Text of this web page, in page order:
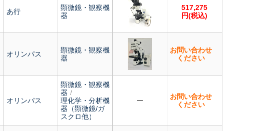
あ行
顕微鏡・観察機
器
517,275
円(税込)
オリンパス
顕微鏡・観察機
器
お問い合わせ
ください
オリンパス
顕微鏡・観察機
器
理化学・分析機
器（顕微鏡/ガ
スクロ他）
お問い合わせ
ください